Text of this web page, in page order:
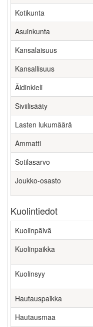
Kotikunta
Asuinkunta
Kansalaisuus
Kansallisuus
Äidinkieli
Siviilisääty
Lasten lukumäärä
Ammatti
Sotilasarvo
Joukko-osasto
Kuolintiedot
Kuolinpäivä
Kuolinpaikka
Kuolinsyy
Hautauspaikka
Hautausmaa